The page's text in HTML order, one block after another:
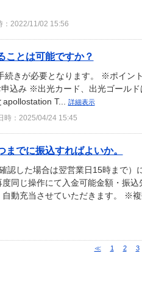
：2022/11/02 15:56
ことは可能ですか？
続きが必要となります。 ※ポイン
込み ※出光カード、出光ゴール
T...
詳細表示
時：2025/04/24 15:45
でに振込すればよいか。
認した場合は翌営業日15時まで）
同じ操作にて入金可能金額・振
動充当させていただきます。 ※複
≪ 1 2 3